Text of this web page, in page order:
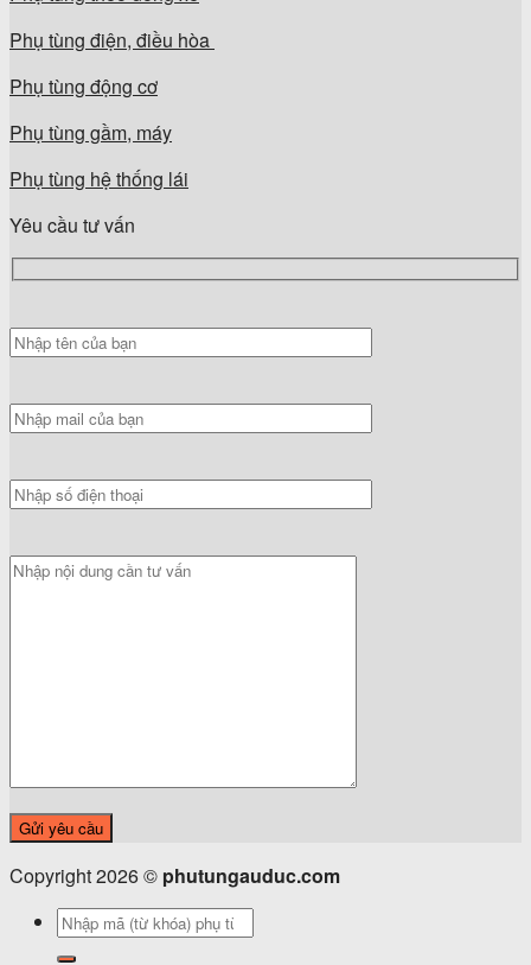
Phụ tùng điện, điều hòa
Phụ tùng động cơ
Phụ tùng gầm, máy
Phụ tùng hệ thống lái
Yêu cầu tư vấn
Copyright 2026 © phutungauduc.com
Tìm
kiếm: